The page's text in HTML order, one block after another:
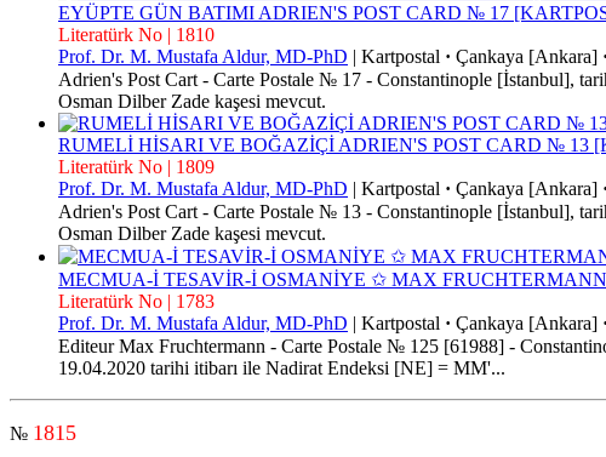
EYÜPTE GÜN BATIMI ADRIEN'S POST CARD № 17
Literatürk No | 1810
Prof. Dr. M. Mustafa Aldur, MD-PhD | Kartpostal · Çankaya [Ankara] ·
Adrien's Post Cart - Carte Postale № 17 - Constantinople [İstanbul],
Osman Dilber Zade kaşesi mevcut.
RUMELİ HİSARI VE BOĞAZİÇİ ADRIEN'S POST CARD № 13
Literatürk No | 1809
Prof. Dr. M. Mustafa Aldur, MD-PhD | Kartpostal · Çankaya [Ankara] ·
Adrien's Post Cart - Carte Postale № 13 - Constantinople [İstanbul],
Osman Dilber Zade kaşesi mevcut.
MECMUA-İ TESAVİR-İ OSMANİYE ✩ MAX
Literatürk No | 1783
Prof. Dr. M. Mustafa Aldur, MD-PhD | Kartpostal · Çankaya [Ankara] ·
Editeur Max Fruchtermann - Carte Postale № 125 [61988] -
19.04.2020 tarihi itibarı ile Nadirat Endeksi [NE] = MM'...
№ 1815